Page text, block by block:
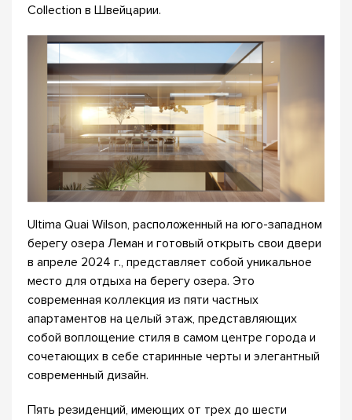
Collection в Швейцарии.
Ultima Quai Wilson, расположенный на юго-западном
берегу озера Леман и готовый открыть свои двери
в апреле 2024 г., представляет собой уникальное
место для отдыха на берегу озера. Это
современная коллекция из пяти частных
апартаментов на целый этаж, представляющих
собой воплощение стиля в самом центре города и
сочетающих в себе старинные черты и элегантный
современный дизайн.
Пять резиденций, имеющих от трех до шести